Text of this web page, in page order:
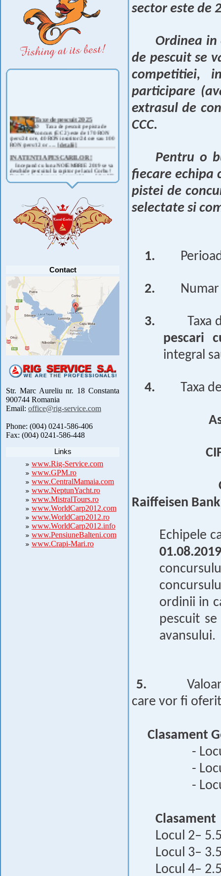
Ø Taxa de pescuit pe pista de
concurs (EC 2) este de 170 RON
/pers/24 ore, 40 RON insotitor/24 ore sau 100
RON /pers/12 or .....[detalii]
IN ATENTIA PESCARILOR !
Incepand cu luna NOIEMBRIE 2019 se va
deschide pescuitul la rapitor pe lacul Corbu !
Detalii si regulament, in curand ! .....[detalii]
ANUNT IMPORTANT
AVAND IN VEDERE SITUATIA ACTUALA -
CAT SI A REGLEMENTARILOR LEGALE ,
PRECUM SI RETRAGEREA UNOR
PARTICIPANTI ..... [detalii]
Anunt important
Va anuntam ca editia 30 a concursului de
pescuit CUPA RIG la CRAP din perioada 2-5
septembrie 2021 se reprogrameaza pentru luna
Contact
Str. Marc Aureliu nr. 18 Constanta
900744 Romania
Email: office@rig-service.com
Phone: (004) 0241-586-406
Fax: (004) 0241-586-448
Links
www.Rig-Service.com
www.GPM.ro
www.CentralMamaia.com
www.NeptunYacht.ro
www.MistralTours.ro
www.WorldCarp2012.com
www.WorldCarp2012.ro
www.WorldCarp2012.info
www.PensiuneBalteni.com
www.Crapi-Mari.ro
sector este de
Ordinea
de pescuit se
competitiei,
participare
extrasul de
CCC.
Pentru o
fiecare echipa
pistei de
selectate si
1.
2.
3.
Taxa
pescari
integral
4. Taxa
Raiffeisen Bank
Echipele
01.08.2019
ordinii in
pescuit
avansului.
5.
care vor fi
Clasament
-
-
-
Clasament
Locul 2–
Locul 3–
Locul 4–